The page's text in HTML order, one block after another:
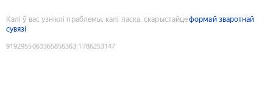
Калі ў вас узніклі праблемы, калі ласка, скарыстайцеформай зваротнай
сувязі
9192955063365856363:1786253147